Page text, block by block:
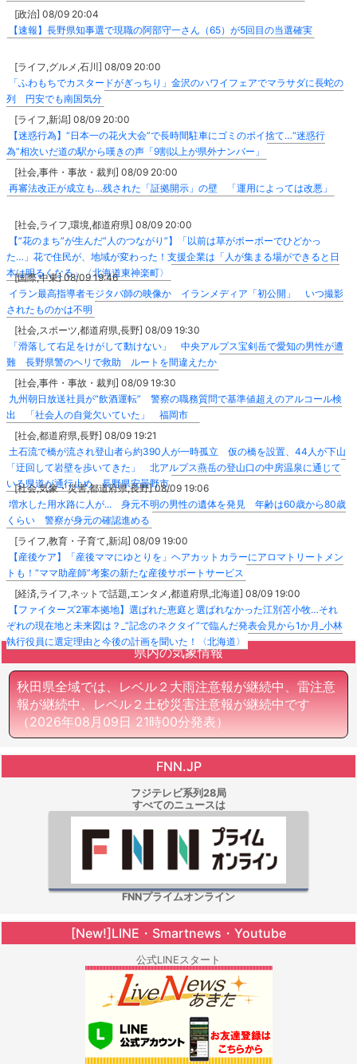
[政治] 08/09 20:04
【速報】長野県知事選で現職の阿部守一さん（65）が5回目の当選確実
[ライフ,グルメ,石川] 08/09 20:00
「ふわもちでカスタードがぎっちり」金沢のハワイフェアでマラサダに長蛇の
列 円安でも南国気分
[ライフ,新潟] 08/09 20:00
【迷惑行為】“日本一の花火大会”で長時間駐車にゴミのポイ捨て…“迷惑行
為”相次いだ道の駅から嘆きの声「9割以上が県外ナンバー」
[社会,事件・事故・裁判] 08/09 20:00
再審法改正が成立も…残された「証拠開示」の壁 「運用によっては改悪」
[社会,ライフ,環境,都道府県] 08/09 20:00
【”花のまち”が生んだ”人のつながり”】「以前は草がボーボーでひどかっ
た…」花で住民が、地域が変わった！支援企業は「人が集まる場ができると日
本は明るくなる」〈北海道東神楽町〉
[国際,中東] 08/09 19:46
イラン最高指導者モジタバ師の映像か イランメディア「初公開」 いつ撮影
されたものかは不明
[社会,スポーツ,都道府県,長野] 08/09 19:30
「滑落して右足をけがして動けない」 中央アルプス宝剣岳で愛知の男性が遭
難 長野県警のヘリで救助 ルートを間違えたか
[社会,事件・事故・裁判] 08/09 19:30
九州朝日放送社員が“飲酒運転” 警察の職務質問で基準値超えのアルコール検
出 「社会人の自覚欠いていた」 福岡市
[社会,都道府県,長野] 08/09 19:21
土石流で橋が流され登山者ら約390人が一時孤立 仮の橋を設置、44人が下山
「迂回して岩壁を歩いてきた」 北アルプス燕岳の登山口の中房温泉に通じて
いる県道が通行止め 長野県安曇野市
[社会,気象・災害,都道府県,長野] 08/09 19:06
増水した用水路に人が... 身元不明の男性の遺体を発見 年齢は60歳から80歳
くらい 警察が身元の確認進める
[ライフ,教育・子育て,新潟] 08/09 19:00
【産後ケア】「産後ママにゆとりを」ヘアカットカラーにアロマトリートメン
トも！“ママ助産師”考案の新たな産後サポートサービス
[経済,ライフ,ネットで話題,エンタメ,都道府県,北海道] 08/09 19:00
【ファイターズ2軍本拠地】選ばれた恵庭と選ばれなかった江別苫小牧…それ
ぞれの現在地と未来図は？_”記念のネクタイ”で臨んだ発表会見から1か月_小林
執行役員に選定理由と今後の計画を聞いた！〈北海道〉
県内の気象情報
秋田県全域では、レベル２大雨注意報が継続中、雷注意
報が継続中、レベル２土砂災害注意報が継続中です
（2026年08月09日 21時00分発表）
FNN.JP
フジテレビ系列28局
すべてのニュースは
FNNプライムオンライン
[New!]LINE・Smartnews・Youtube
公式LINEスタート